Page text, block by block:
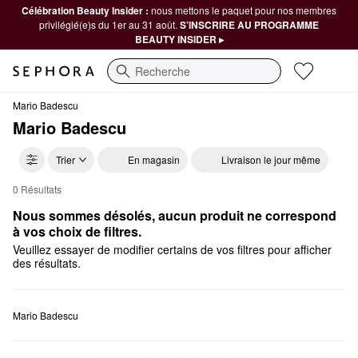
Célébration Beauty Insider : nous mettons le paquet pour nos membres
privilégié(e)s du 1er au 31 août. S’INSCRIRE AU PROGRAMME
BEAUTY INSIDER ▸
Recherche
Mario Badescu
Mario Badescu
Trier En magasin Livraison le jour même
Mario Badescu Coffrets et cadeaux
0 Résultats
Nous sommes désolés, aucun produit ne correspond
à vos choix de filtres.
Veuillez essayer de modifier certains de vos filtres pour afficher
des résultats.
Mario Badescu